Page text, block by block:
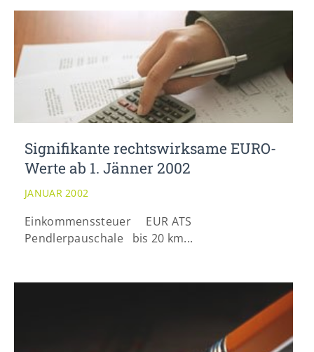
Signifikante rechtswirksame EURO-
Werte ab 1. Jänner 2002
JANUAR 2002
Einkommenssteuer EUR ATS
Pendlerpauschale bis 20 km...